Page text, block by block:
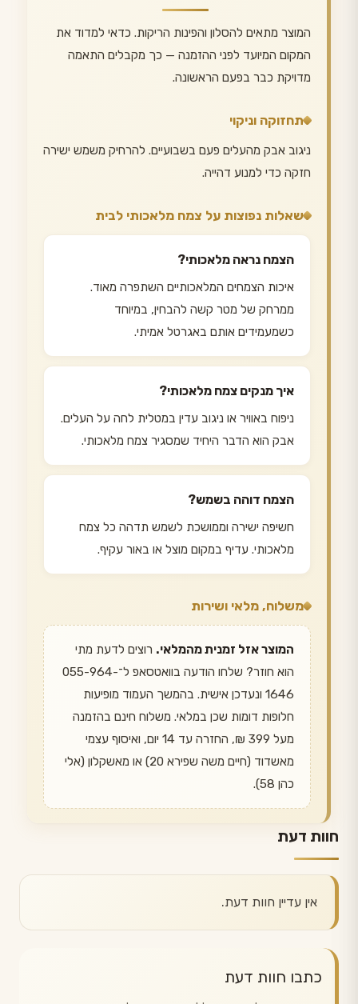
המוצר מתאים להסלון והפינות הריקות. כדאי למדוד את
המקום המיועד לפני ההזמנה — כך מקבלים התאמה
מדויקת כבר בפעם הראשונה.
תחזוקה וניקוי
ניגוב אבק מהעלים פעם בשבועיים. להרחיק משמש ישירה
חזקה כדי למנוע דהייה.
שאלות נפוצות על צמח מלאכותי לבית
הצמח נראה מלאכותי?
איכות הצמחים המלאכותיים השתפרה מאוד.
ממרחק של מטר קשה להבחין, במיוחד
כשמעמידים אותם באגרטל אמיתי.
איך מנקים צמח מלאכותי?
ניפוח באוויר או ניגוב עדין במטלית לחה על העלים.
אבק הוא הדבר היחיד שמסגיר צמח מלאכותי.
הצמח דוהה בשמש?
חשיפה ישירה וממושכת לשמש תדהה כל צמח
מלאכותי. עדיף במקום מוצל או באור עקיף.
משלוח, מלאי ושירות
המוצר אזל זמנית מהמלאי. רוצים לדעת מתי
הוא חוזר? שלחו הודעה בוואטסאפ ל־055-964-
1646 ונעדכן אישית. בהמשך העמוד מופיעות
חלופות דומות שכן במלאי. משלוח חינם בהזמנה
מעל 399 ₪, החזרה עד 14 יום, ואיסוף עצמי
מאשדוד (חיים משה שפירא 20) או מאשקלון (אלי
כהן 58).
חוות דעת
אין עדיין חוות דעת.
כתבו חוות דעת